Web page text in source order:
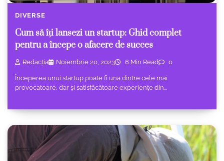
DIVERSE
Cum să îți lansezi un startup: Ghid complet
pentru a începe o afacere de succes
Redacția Noiembrie 20, 2023 6 Min Read 0
Începerea unui startup poate fi una dintre cele mai
provocatoare, dar și satisfăcătoare experiențe din…